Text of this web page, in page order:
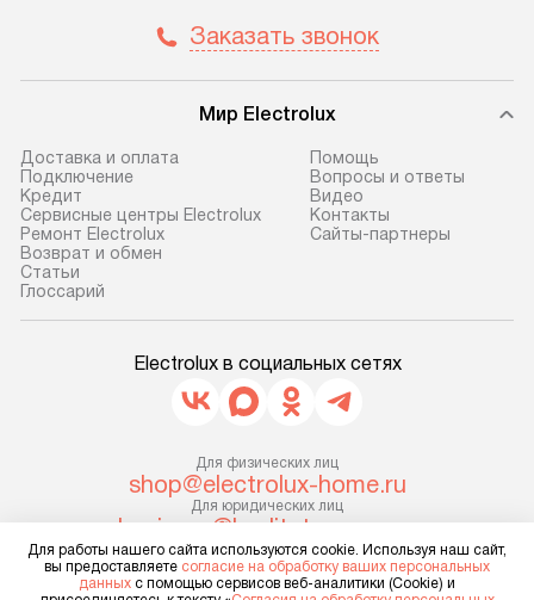
не предусмотрена. После 100%
до представительства
транспортной компании в г. Москва.
Пожалуйста, уточняйте условия
доставки у менеджера при
оформлении заказа.
В оговоренный день служба
доставки доставит упакованный
Если необходимо переместить
прибор до места установки,
уточните это с менеджером.
За данную услугу взимается
дополнительная плата. Важно
учитывать, что если размеры
прибора не позволяют ему пройти
предполагают,
установленной
включает в
подключение к
и консультацию
В стандартную
Заказать звонок
Мир Electrolux
Доставка и оплата
Подключение
Кредит
Сервисные центры Electrolux
Ремонт Electrolux
Возврат и обмен
Cтатьи
Глоссарий
Помощь
Вопросы и ответы
Видео
Контакты
Сайты-партнеры
Electrolux в социальных сетях
Для физических лиц
shop@electrolux-home.ru
Для юридических лиц
business@kvalitet.company
НАПИСАТЬ РУКОВОДСТВУ
Для работы нашего сайта используются cookie. Используя наш сайт,
вы предоставляете согласие на обработку ваших персональных
данных с помощью сервисов веб-аналитики (Cookie) и